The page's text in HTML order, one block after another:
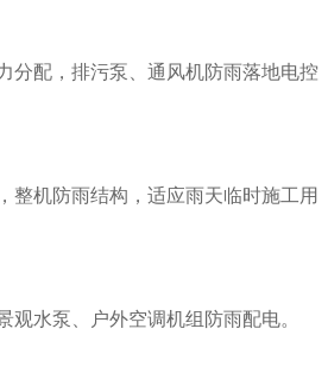
分配，排污泵、通风机防雨落地电控
整机防雨结构，适应雨天临时施工用
观水泵、户外空调机组防雨配电。